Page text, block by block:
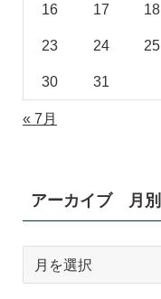
16 17 18
23 24 25
30 31
« 7月
アーカイブ 月別